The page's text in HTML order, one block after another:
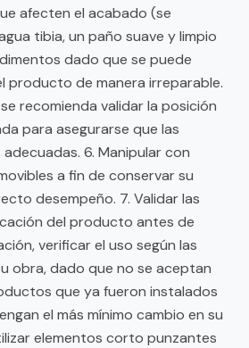
afecten el acabado (se
tibia, un paño suave y limpio
dado que se puede
producto de manera irreparable.
recomienda validar la posición
para asegurarse que las
6. Manipular con
a fin de conservar su
desempeño. 7. Validar las
del producto antes de
verificar el uso según las
obra, dado que no se aceptan
que ya fueron instalados
el más mínimo cambio en su
elementos corto punzantes